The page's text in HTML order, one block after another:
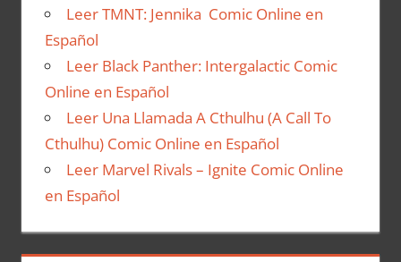
Leer TMNT: Jennika Comic Online en
Español
Leer Black Panther: Intergalactic Comic
Online en Español
Leer Una Llamada A Cthulhu (A Call To
Cthulhu) Comic Online en Español
Leer Marvel Rivals – Ignite Comic Online
en Español